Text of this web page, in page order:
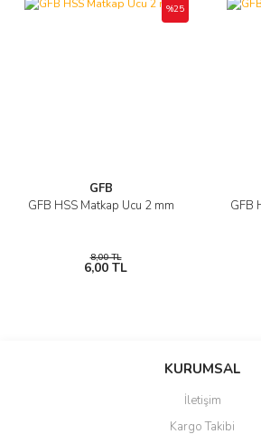
GFB
GFB HSS Matkap Ucu 2 mm
%25
8,00 TL
6,00 TL
GFB
KURUMSAL
İletişim
Kargo Takibi